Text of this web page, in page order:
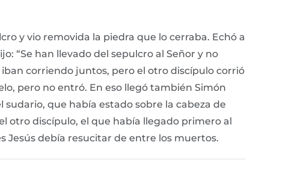
y vio removida la piedra que lo cerraba. Echó a
“Se han llevado del sepulcro al Señor y no
corriendo juntos, pero el otro discípulo corrió
pero no entró. En eso llegó también Simón
que había estado sobre la cabeza de
otro discípulo, el que había llegado primero al
Jesús debía resucitar de entre los muertos.